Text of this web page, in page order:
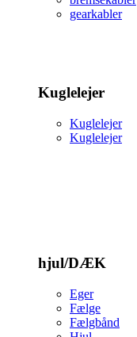
gearkabler
Kuglelejer
Kuglelejer
Kuglelejer
hjul/DÆK
Eger
Fælge
Fælgbånd